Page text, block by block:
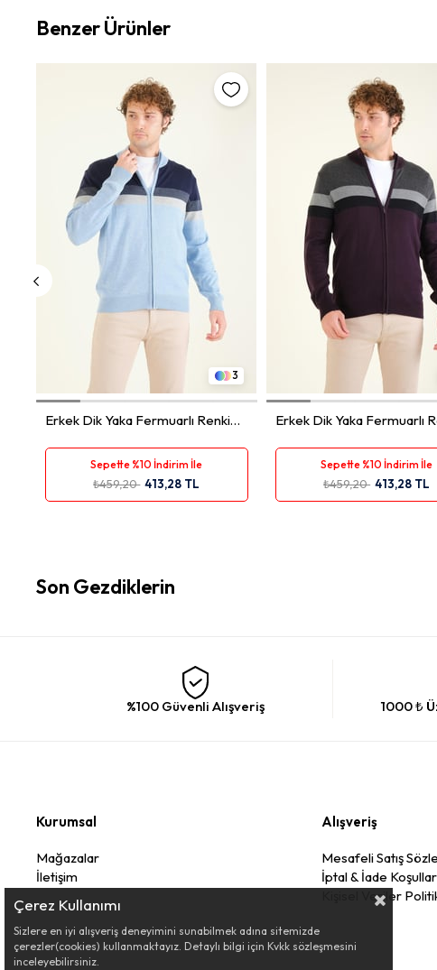
Benzer Ürünler
3
Erkek Dik Yaka Fermuarlı Renki
Sepette %10 İndirim İle
₺459,20 413,28 TL
Erkek Dik Yaka Fermuarlı
XXL
Sepette %10 İndirim İle
₺459,20 413,28 TL
Son Gezdiklerin
%100 Güvenli Alışveriş 1000 ₺
Kurumsal
Mağazalar
İletişim
Alışveriş
Mesafeli Satış
İptal & İade
Kişisel Veriler
Çerez Kullanımı
Sizlere en iyi alışveriş deneyimini sunabilmek adına sitemizde
çerezler(cookies) kullanmaktayız. Detaylı bilgi için Kvkk sözleşmesini
inceleyebilirsiniz.